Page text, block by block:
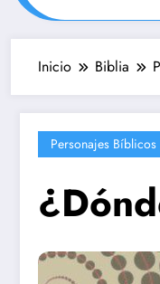
Inicio Biblia
Personajes Bíblicos